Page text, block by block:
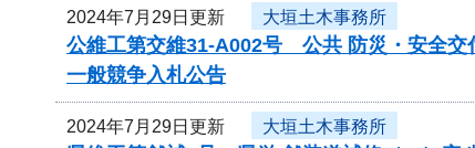
2024年7月29日更新 大垣土木事務所
公維工第交維31-A002号 公共 防災・安全
一般競争入札公告
2024年7月29日更新 大垣土木事務所